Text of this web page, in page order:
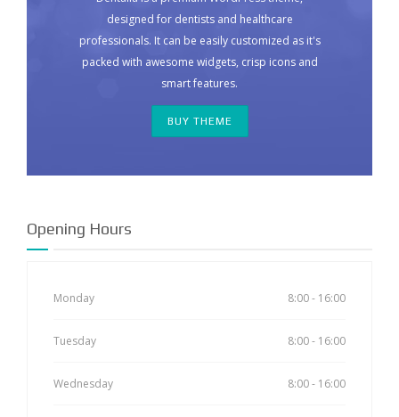
designed for dentists and healthcare
professionals. It can be easily customized as it's
packed with awesome widgets, crisp icons and
smart features.
BUY THEME
Opening Hours
Monday 8:00 - 16:00
Tuesday 8:00 - 16:00
Wednesday 8:00 - 16:00